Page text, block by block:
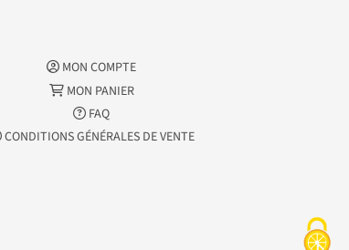
MON COMPTE
MON PANIER
FAQ
CONDITIONS GÉNÉRALES DE VENTE